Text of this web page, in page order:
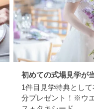
初めての式場見学が
1件目見学特典とし
分プレゼント！※ウ